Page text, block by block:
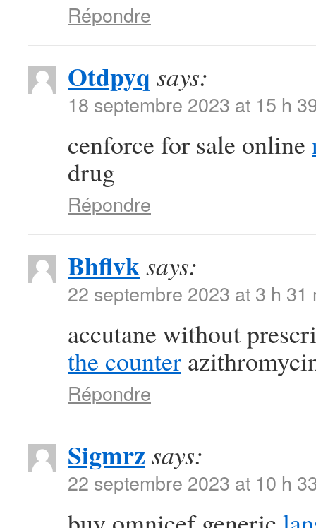
Répondre
Otdpyq says:
18 septembre 2023 at 15 h
cenforce for sale online
drug
Répondre
Bhflvksays:
22 septembre 2023 at 3 h 31
accutane without
the counter
Répondre
Sigmrz says:
22 septembre 2023 at 10 h